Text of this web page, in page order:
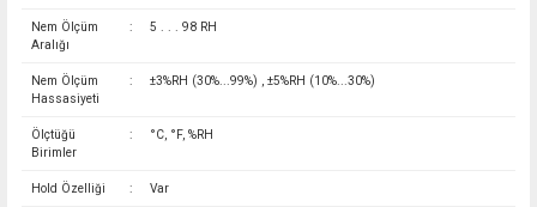
Nem Ölçüm
Aralığı
: 5 . . . 98 RH
Nem Ölçüm
Hassasiyeti
: ±3%RH (30%...99%) , ±5%RH (10%...30%)
Ölçtüğü
Birimler
: °C, °F, %RH
Hold Özelliği : Var